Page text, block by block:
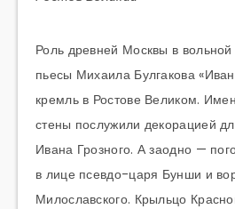
Роль древней Москвы в
пьесы Михаила Булгакова
кремль в Ростове Великом.
стены послужили декорацией
Ивана Грозного. А заодно —
в лице псевдо-царя Бунши и
Милославского. Крыльцо